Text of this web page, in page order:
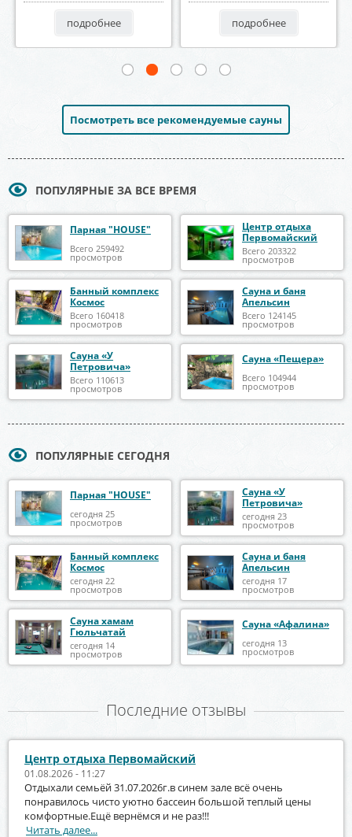
подробнее подробнее
Посмотреть все рекомендуемые сауны
ПОПУЛЯРНЫЕ ЗА ВСЕ ВРЕМЯ
Парная "HOUSE"
Всего 259492
просмотров
Центр отдыха
Первомайский
Всего 203322
просмотров
Банный комплекс
Космос
Всего 160418
просмотров
Сауна и баня
Апельсин
Всего 124145
просмотров
Сауна «У
Петровича»
Всего 110613
просмотров
Сауна «Пещера»
Всего 104944
просмотров
ПОПУЛЯРНЫЕ СЕГОДНЯ
Парная "HOUSE"
сегодня 25
просмотров
Сауна «У
Петровича»
сегодня 23
просмотров
Банный комплекс
Космос
сегодня 22
просмотров
Сауна и баня
Апельсин
сегодня 17
просмотров
Сауна хамам
Гюльчатай
сегодня 14
просмотров
Сауна «Афалина»
сегодня 13
просмотров
Последние отзывы
Центр отдыха Первомайский
01.08.2026 - 11:27
Отдыхали семьёй 31.07.2026г.в синем зале всё очень
понравилось чисто уютно бассеин большой теплый цены
комфортные.Ещё вернёмся и не раз!!!
Читать далее...